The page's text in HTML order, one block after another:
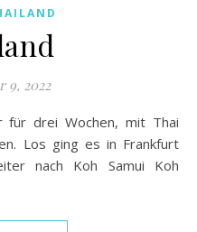
9, 2022
Los ging es in Frankfurt
nach Koh Samui Koh